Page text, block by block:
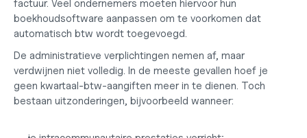
factuur. Veel ondernemers moeten hiervoor hun
boekhoudsoftware aanpassen om te voorkomen dat
automatisch btw wordt toegevoegd.
De administratieve verplichtingen nemen af, maar
verdwijnen niet volledig. In de meeste gevallen hoef je
geen kwartaal-btw-aangiften meer in te dienen. Toch
bestaan uitzonderingen, bijvoorbeeld wanneer: